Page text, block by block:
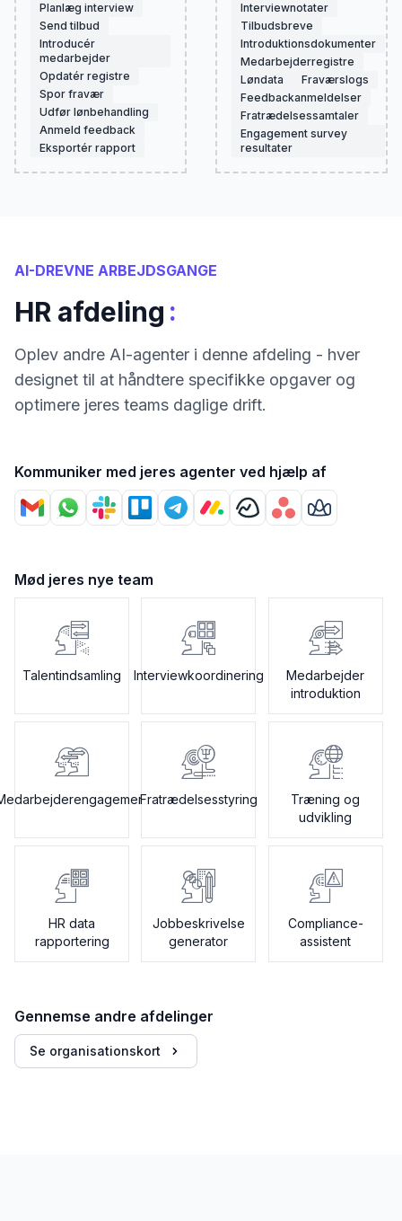
Planlæg interview
Send tilbud
Introducér
medarbejder
Opdatér registre
Spor fravær
Udfør lønbehandling
Anmeld feedback
Eksportér rapport
Interviewnotater
Tilbudsbreve
Introduktionsdokumenter
Medarbejderregistre
Løndata
Fraværslogs
Feedbackanmeldelser
Fratrædelsessamtaler
Engagement survey
resultater
AI-DREVNE ARBEJDSGANGE
HR afdeling :
Oplev andre AI-agenter i denne afdeling - hver
designet til at håndtere specifikke opgaver og
optimere jeres teams daglige drift.
Kommuniker med jeres agenter ved hjælp af
Mød jeres nye team
Talentindsamling Interviewkoordinering
Medarbejder
introduktion
Fratrædelsesstyring
Træning og
udvikling
HR data
rapportering
Jobbeskrivelse
generator
Compliance-
assistent
Gennemse andre afdelinger
Se organisationskort